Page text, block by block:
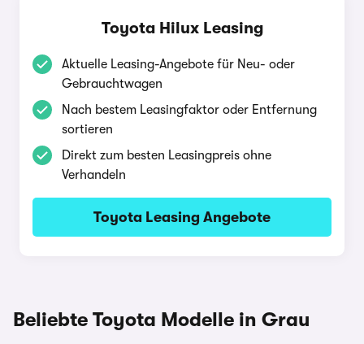
Toyota Hilux Leasing
Aktuelle Leasing-Angebote für Neu- oder
Gebrauchtwagen
Nach bestem Leasingfaktor oder Entfernung
sortieren
Direkt zum besten Leasingpreis ohne
Verhandeln
Toyota Leasing Angebote
Beliebte Toyota Modelle in Grau